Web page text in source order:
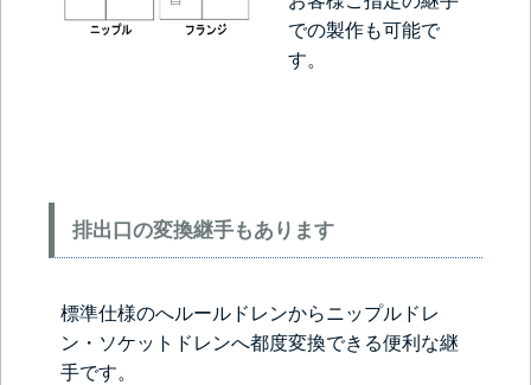
での製作も可能で
す。
排出口の変換継手もあります
標準仕様のへルールドレンからニップルドレ
ン・ソケットドレンへ都度変換できる便利な継
手です。